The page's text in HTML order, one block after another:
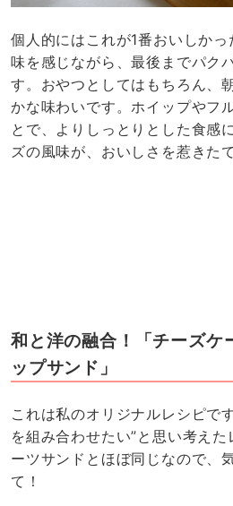
個人的にはこれが1番おいしか
味を感じながら、最後までパク
す。おやつとしてはもちろん、
かな味わいです。ホイップやフ
とで、よりしっとりとした食感
ズの風味が、おいしさを惹きた
和と洋の融合！「チーズケ
ップサンド」
これは私のオリジナルレシピで
を組み合わせたい”と思い考え
ーツサンドとほぼ同じなので、
て！